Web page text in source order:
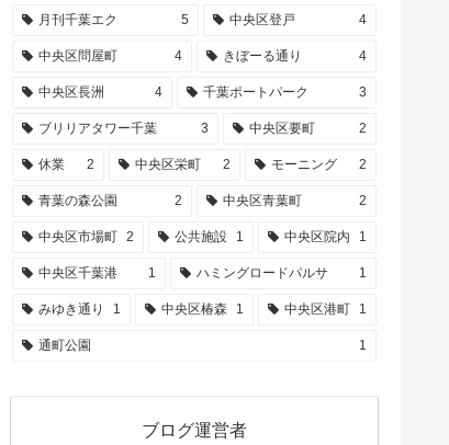
月刊千葉エク 5 中央区登戸 4
中央区問屋町 4 きぼーる通り 4
中央区長洲 4 千葉ポートパーク 3
ブリリアタワー千葉 3 中央区要町 2
休業 2 中央区栄町 2 モーニング 2
青葉の森公園 2 中央区青葉町 2
中央区市場町 2 公共施設 1 中央区院内 1
中央区千葉港 1 ハミングロードパルサ 1
みゆき通り 1 中央区椿森 1 中央区港町 1
通町公園 1
ブログ運営者